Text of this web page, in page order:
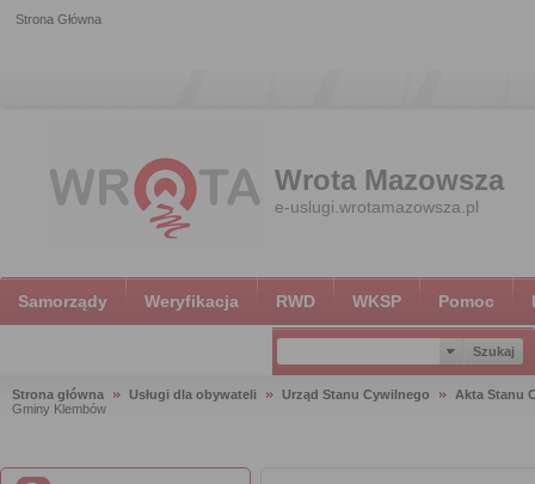
Strona Główna
Wrota Mazowsza
e-uslugi.wrotamazowsza.pl
Samorządy Weryfikacja RWD WKSP Pomoc
Strona główna Usługi dla obywateli Urząd Stanu Cywilnego
Akta Stanu
Gminy Klembów